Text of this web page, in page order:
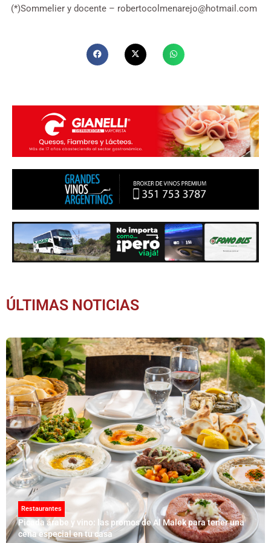
(*)Sommelier y docente – robertocolmenarejo@hotmail.com
ÚLTIMAS NOTICIAS
Restaurantes
Picada árabe y vino: las promos de Al Malek para tener una
cena especial en tu casa